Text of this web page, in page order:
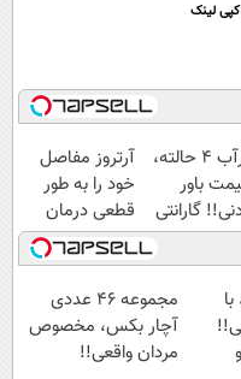
کپی لینک
شیر‌آب ۴ حالته،
باور
گارانتی
و
آرتروز مفاصل
خود را به طور
قطعی درمان
کنید!
◗پرسش‌نامه◖
با
مجموعه ۴۶ عددی
آچار بکس، مخصوص
مردان واقعی!!